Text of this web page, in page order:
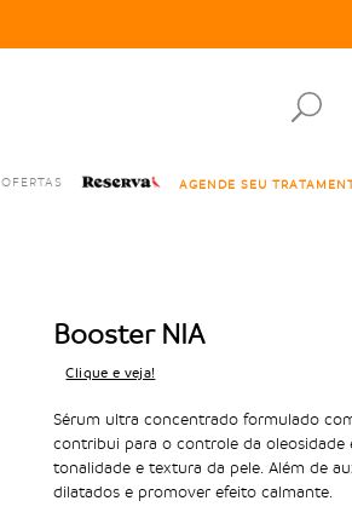
OFERTAS AGENDE SEU
Booster NIA
Clique e veja!
Sérum ultra concentrado formulado
contribui para o controle da oleosidade
tonalidade e textura da pele. Além de
dilatados e promover efeito calmante.